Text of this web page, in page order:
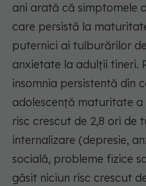
ani arată că simptomele
care persistă la
puternici ai tulburărilor
anxietate la adulții tineri.
insomnia persistentă din
adolescență maturitate
risc crescut de 2,8 ori de
internalizare (depresie,
socială, probleme fizice
găsit niciun risc crescut